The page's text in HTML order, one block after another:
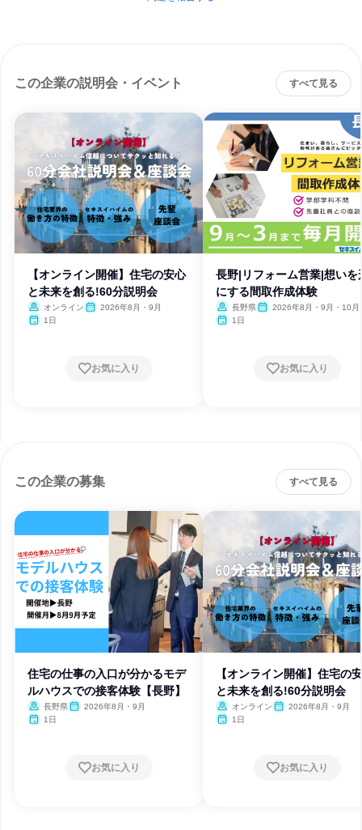
この企業の説明会・イベント すべて見る
【オンライン開催】住宅の安心
と未来を創る!60分説明会
オンライン
2026年8月・9月
1日
お気に入り
長野|リフォーム営業|想いを
にする間取作成体験
長野県
2026年8月・9月・10月
1日
お気に入り
この企業の募集 すべて見る
住宅の仕事の入口が分かるモデ
ルハウスでの接客体験【長野】
長野県
2026年8月・9月
1日
お気に入り
【オンライン開催】住宅の
と未来を創る!60分説明会
オンライン
2026年8月・9月
1日
お気に入り